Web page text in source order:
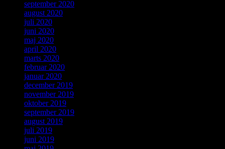
september 2020
august 2020
juli 2020
juni 2020
maj 2020
april 2020
marts 2020
februar 2020
januar 2020
december 2019
november 2019
oktober 2019
september 2019
august 2019
juli 2019
juni 2019